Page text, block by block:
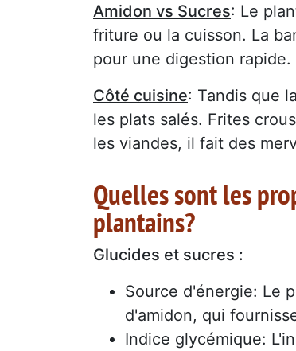
Amidon vs Sucres: Le
friture ou la cuisson. La
pour une digestion rapide.
Côté cuisine: Tandis que
les plats salés. Frites
les viandes, il fait des
Quelles sont les
plantains?
Glucides et sucres :
Source d'énergie: Le
d'amidon, qui
Indice glycémique: